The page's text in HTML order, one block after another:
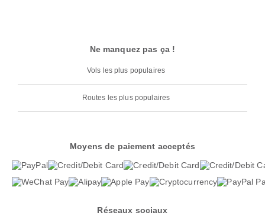
Ne manquez pas ça !
Vols les plus populaires
Routes les plus populaires
Moyens de paiement acceptés
Réseaux sociaux